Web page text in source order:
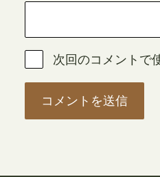
次回のコメントで